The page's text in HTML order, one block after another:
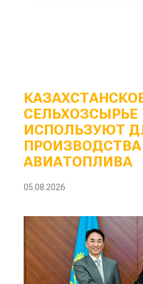
СЕЛЬХОЗСЫРЬЕ
ИСПОЛЬЗУЮТ
ПРОИЗВОДСТВА
АВИАТОПЛИВА
05.08.2026